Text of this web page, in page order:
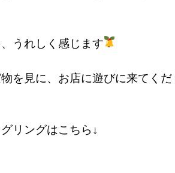
うれしく感じます
を見に、お店に遊びに来てくだ
リングはこちら↓